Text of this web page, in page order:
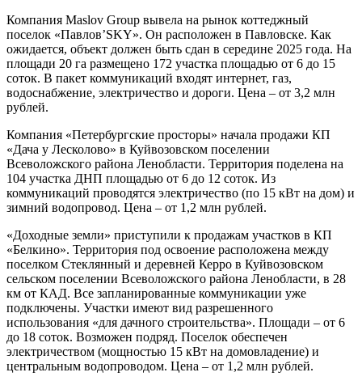
Компания Maslov Group вывела на рынок коттеджный
поселок «Павлов’SKY». Он расположен в Павловске. Как
ожидается, объект должен быть сдан в середине 2025 года. На
площади 20 га размещено 172 участка площадью от 6 до 15
соток. В пакет коммуникаций входят интернет, газ,
водоснабжение, электричество и дороги. Цена – от 3,2 млн
рублей.
Компания «Петербургские просторы» начала продажи КП
«Дача у Лесколово» в Куйвозовском поселении
Всеволожского района Ленобласти. Территория поделена на
104 участка ДНП площадью от 6 до 12 соток. Из
коммуникаций проводятся электричество (по 15 кВт на дом) и
зимний водопровод. Цена – от 1,2 млн рублей.
«Доходные земли» приступили к продажам участков в КП
«Белкино». Территория под освоение расположена между
поселком Стеклянный и деревней Керро в Куйвозовском
сельском поселении Всеволожского района Ленобласти, в 28
км от КАД. Все запланированные коммуникации уже
подключены. Участки имеют вид разрешенного
использования «для дачного строительства». Площади – от 6
до 18 соток. Возможен подряд. Поселок обеспечен
электричеством (мощностью 15 кВт на домовладение) и
центральным водопроводом. Цена – от 1,2 млн рублей.